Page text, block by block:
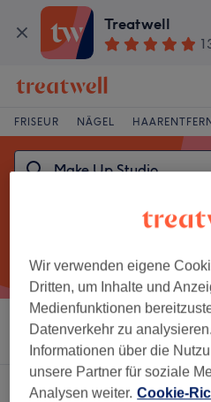
Treatwell
FRISEUR NÄGEL
Sortieren nach Beliebiger
Ein Salon, der anbietet: make up
Wir verwenden eigene
Dritten, um Inhalte und
Medienfunktionen
Datenverkehr zu
Informationen über die
unsere Partner für soziale
Analysen weiter. Cookie-